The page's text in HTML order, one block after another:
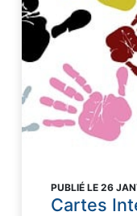
PUBLIÉ LE 26
Cartes